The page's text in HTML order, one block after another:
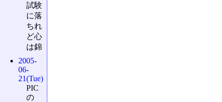
試験
に落
ちれ
ど心
は錦
2005-
06-
21(Tue)
PIC
の